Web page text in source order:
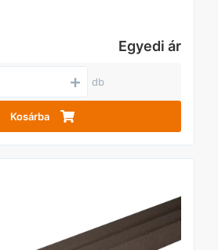
Egyedi ár
db
Kosárba